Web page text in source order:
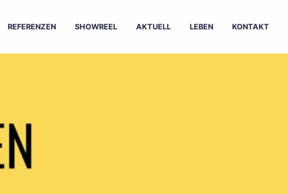
REFERENZEN SHOWREEL AKTUELL LEBEN KONTAKT